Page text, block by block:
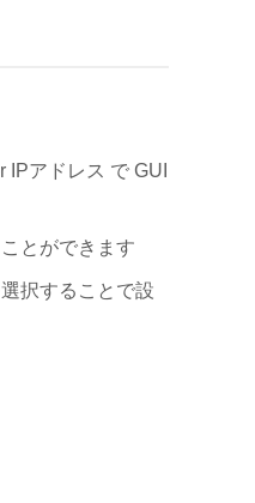
アドレス で GUI
とができます
択することで設